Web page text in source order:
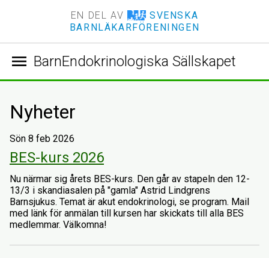
EN DEL AV
SVENSKA
BARNLÄKARFÖRENINGEN
BarnEndokrinologiska Sällskapet
menu
Nyheter
Sön 8 feb 2026
BES-kurs 2026
Nu närmar sig årets BES-kurs. Den går av stapeln den 12-
13/3 i skandiasalen på "gamla" Astrid Lindgrens
Barnsjukus. Temat är akut endokrinologi, se program. Mail
med länk för anmälan till kursen har skickats till alla BES
medlemmar. Välkomna!